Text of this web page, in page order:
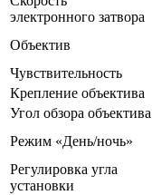
электронного затвора
Объектив
Чувствительность
Крепление объектива
Угол обзора объектива
Режим «День/ночь»
Регулировка угла
установки